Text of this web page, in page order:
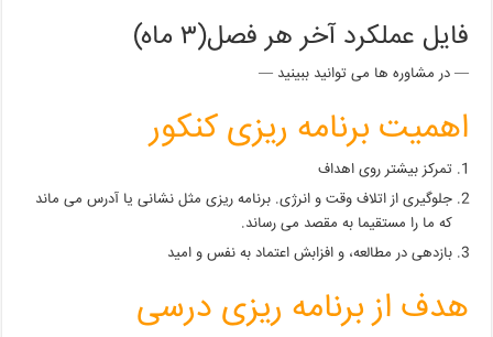
فایل عملکرد آخر هر فصل(۳ ماه)
— در مشاوره ها می توانید ببینید —
اهمیت برنامه ریزی کنکور
تمرکز بیشتر روی اهداف
جلوگیری از اتلاف وقت و انرژی. برنامه ریزی مثل نشانی یا آدرس می ماند
که ما را مستقیما به مقصد می رساند.
بازدهی در مطالعه، و افزابش اعتماد به نفس و امید
هدف از برنامه ریزی درسی